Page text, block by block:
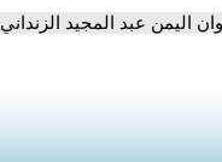
اليمن عبد المجيد الزنداني